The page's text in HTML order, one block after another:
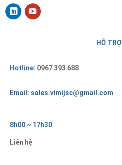
HỖ TRỢ
Hotline: 0967 393 688
Email: sales.vimijsc@gmail.com
8h00 ~ 17h30
Liên hệ